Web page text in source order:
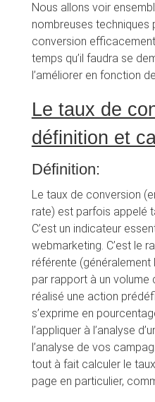
Nous allons voir
nombreuses techniques
conversion
temps qu’il faudra se
l’améliorer en fonction
Le taux de
définition et
Définition:
Le taux de conversion
rate) est parfois appelé
C’est un indicateur
webmarketing. C’est le
référente
par rapport à un
réalisé une action
s’exprime en
l’appliquer à l’analyse
l’analyse de vos
tout à fait calculer le
page en particulier,